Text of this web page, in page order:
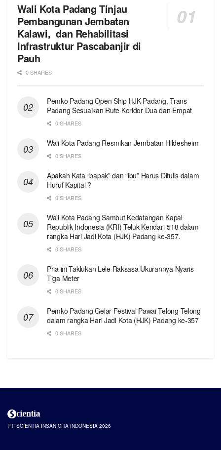
Wali Kota Padang Tinjau
Pembangunan Jembatan
Kalawi, dan Rehabilitasi
Infrastruktur Pascabanjir di
Pauh
0 SHARES
Pemko Padang Open Ship HJK Padang, Trans
Padang Sesuaikan Rute Koridor Dua dan Empat
0 SHARES
Wali Kota Padang Resmikan Jembatan Hildesheim
0 SHARES
Apakah Kata “bapak” dan “ibu” Harus Ditulis dalam
Huruf Kapital ?
0 SHARES
Wali Kota Padang Sambut Kedatangan Kapal
Republik Indonesia (KRI) Teluk Kendari-518 dalam
rangka Hari Jadi Kota (HJK) Padang ke-357.
0 SHARES
Pria ini Taklukan Lele Raksasa Ukurannya Nyaris
Tiga Meter
0 SHARES
Pemko Padang Gelar Festival Pawai Telong-Telong
dalam rangka Hari Jadi Kota (HJK) Padang ke-357
0 SHARES
PT. SCIENTIA INSAN CITA INDONESIA 2026